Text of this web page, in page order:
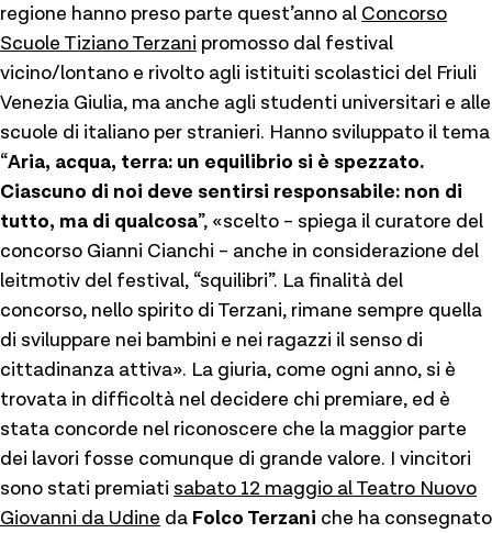
regione hanno preso parte quest’anno al Concorso
Scuole Tiziano Terzani promosso dal festival
vicino/lontano e rivolto agli istituiti scolastici del Friuli
Venezia Giulia, ma anche agli studenti universitari e alle
scuole di italiano per stranieri. Hanno sviluppato il tema
“Aria, acqua, terra: un equilibrio si è spezzato.
Ciascuno di noi deve sentirsi responsabile: non di
tutto, ma di qualcosa”, «scelto – spiega il curatore del
concorso Gianni Cianchi – anche in considerazione del
leitmotiv del festival, “squilibri”. La finalità del
concorso, nello spirito di Terzani, rimane sempre quella
di sviluppare nei bambini e nei ragazzi il senso di
cittadinanza attiva». La giuria, come ogni anno, si è
trovata in difficoltà nel decidere chi premiare, ed è
stata concorde nel riconoscere che la maggior parte
dei lavori fosse comunque di grande valore. I vincitori
sono stati premiati sabato 12 maggio al Teatro Nuovo
Giovanni da Udine da Folco Terzani che ha consegnato